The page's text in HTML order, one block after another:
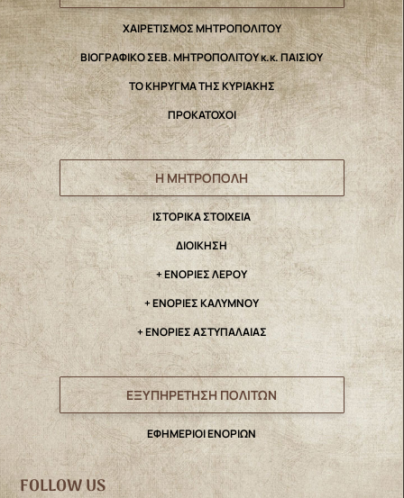
ΧΑΙΡΕΤΙΣΜΟΣ ΜΗΤΡΟΠΟΛΙΤΟΥ
ΒΙΟΓΡΑΦΙΚΟ ΣΕΒ. ΜΗΤΡΟΠΟΛΙΤΟΥ κ.κ. ΠΑΙΣΙΟΥ
ΤΟ ΚΗΡΥΓΜΑ ΤΗΣ ΚΥΡΙΑΚΗΣ
ΠΡΟΚΑΤΟΧΟΙ
Η ΜΗΤΡΟΠΟΛΗ
IΣΤΟΡΙΚΑ ΣΤΟΙΧΕΙΑ
ΔΙΟΙΚΗΣΗ
+ ΕΝΟΡΙΕΣ ΛΕΡΟΥ
+ ΕΝΟΡΙΕΣ ΚΑΛΥΜΝΟΥ
+ ΕΝΟΡΙΕΣ ΑΣΤΥΠΑΛΑΙΑΣ
ΕΞΥΠΗΡΕΤΗΣΗ ΠΟΛΙΤΩΝ
ΕΦΗΜΕΡΙΟΙ ΕΝΟΡΙΩΝ
FOLLOW US